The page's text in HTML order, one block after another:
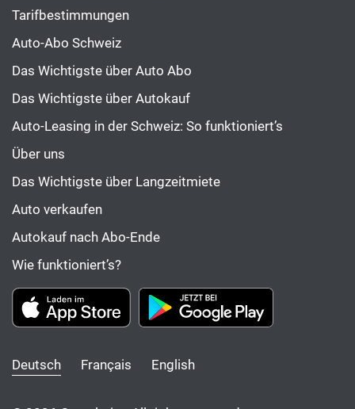
Tarifbestimmungen
Auto-Abo Schweiz
Das Wichtigste über Auto Abo
Das Wichtigste über Autokauf
Auto-Leasing in der Schweiz: So funktioniert’s
Über uns
Das Wichtigste über Langzeitmiete
Auto verkaufen
Autokauf nach Abo-Ende
Wie funktioniert’s?
Deutsch Français English